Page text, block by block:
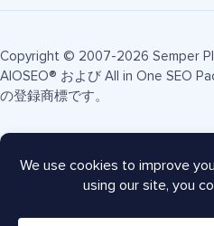
Copyright © 2007-2026 Semper
AIOSEO® および All in One SEO
の登録商標です。
利用規約
AIOSEOクーポン